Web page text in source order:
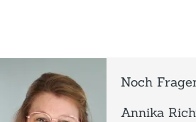
Noch
Annika